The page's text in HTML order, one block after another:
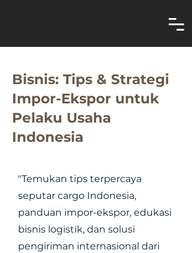
Bisnis: Tips & Strategi
Impor-Ekspor untuk
Pelaku Usaha
Indonesia
"Temukan tips terpercaya
seputar cargo Indonesia,
panduan impor-ekspor, edukasi
bisnis logistik, dan solusi
pengiriman internasional dari